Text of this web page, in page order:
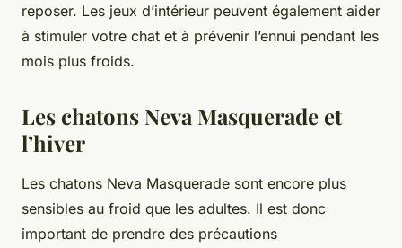
reposer. Les jeux d’intérieur peuvent également aider
à stimuler votre chat et à prévenir l’ennui pendant les
mois plus froids.
Les chatons Neva Masquerade et
l’hiver
Les chatons Neva Masquerade sont encore plus
sensibles au froid que les adultes. Il est donc
important de prendre des précautions